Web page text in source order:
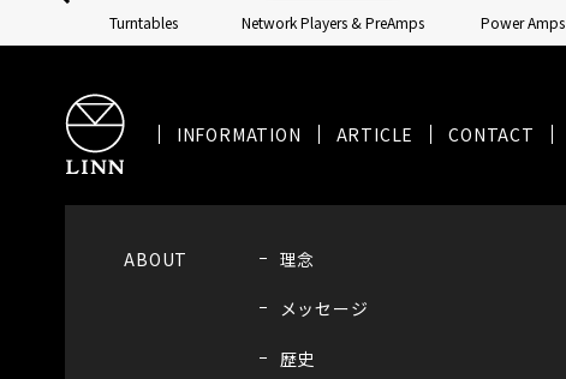
Turntables Network Players & PreAmps Power Amps
INFORMATION ARTICLE CONTACT
ABOUT 理念
メッセージ
歴史